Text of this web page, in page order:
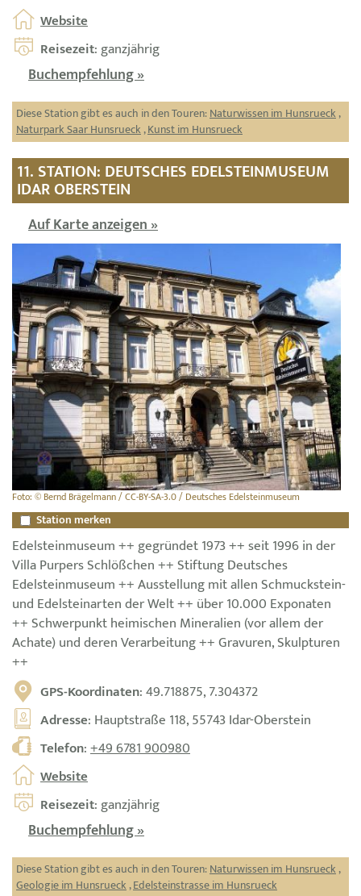
Website
Reisezeit: ganzjährig
Buchempfehlung »
Diese Station gibt es auch in den Touren:Naturwissen im Hunsrueck,
Naturpark Saar Hunsrueck,Kunst im Hunsrueck
11. STATION: DEUTSCHES EDELSTEINMUSEUM
IDAR OBERSTEIN
Auf Karte anzeigen »
Foto: © Bernd Brägelmann / CC-BY-SA-3.0 / Deutsches Edelsteinmuseum
Station merken
Edelsteinmuseum ++ gegründet 1973 ++ seit 1996 in der
Villa Purpers Schlößchen ++ Stiftung Deutsches
Edelsteinmuseum ++ Ausstellung mit allen Schmuckstein-
und Edelsteinarten der Welt ++ über 10.000 Exponaten
++ Schwerpunkt heimischen Mineralien (vor allem der
Achate) und deren Verarbeitung ++ Gravuren, Skulpturen
++
GPS-Koordinaten: 49.718875, 7.304372
Adresse: Hauptstraße 118, 55743 Idar-Oberstein
Telefon:+49 6781 900980
Website
Reisezeit: ganzjährig
Buchempfehlung »
Diese Station gibt es auch in den Touren:Naturwissen im Hunsrueck,
Geologie im Hunsrueck,Edelsteinstrasse im Hunsrueck